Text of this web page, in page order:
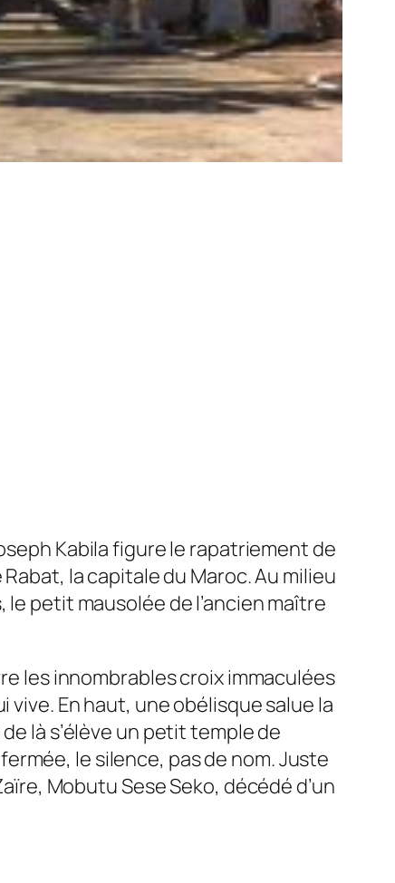
Kabila figure le rapatriement de
la capitale du Maroc. Au milieu
petit mausolée de l’ancien maître
les innombrables croix immaculées
En haut, une obélisque salue la
là s’élève un petit temple de
le silence, pas de nom. Juste
Mobutu Sese Seko, décédé d’un